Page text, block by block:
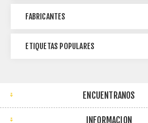
FABRICANTES
ETIQUETAS POPULARES
ENCUENTRANOS
INFORMACION